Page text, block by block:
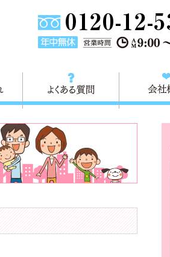
ご依頼の流れ よくある質問